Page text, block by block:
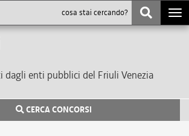
dagli enti pubblici del Friuli Venezia
CERCA CONCORSI